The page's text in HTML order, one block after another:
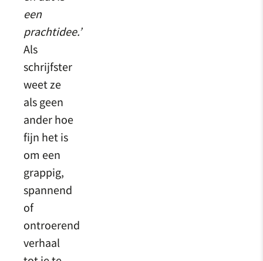
een
prachtidee.’
Als
schrijfster
weet ze
als geen
ander hoe
fijn het is
om een
grappig,
spannend
of
ontroerend
verhaal